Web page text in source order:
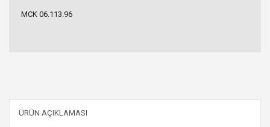
MCK 06.113.96
ÜRÜN AÇIKLAMASI